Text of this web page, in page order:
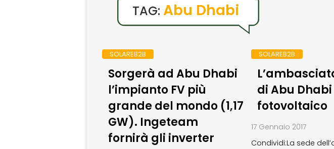
TAG: Abu Dhabi
SOLAREB2B
Sorgerà ad Abu Dhabi
l’impianto FV più
grande del mondo (1,17
GW). Ingeteam
fornirà gli inverter
SOLAREB2B
di Abu
fotovoltaico
17 Gennaio 2017
Condividi:La sede